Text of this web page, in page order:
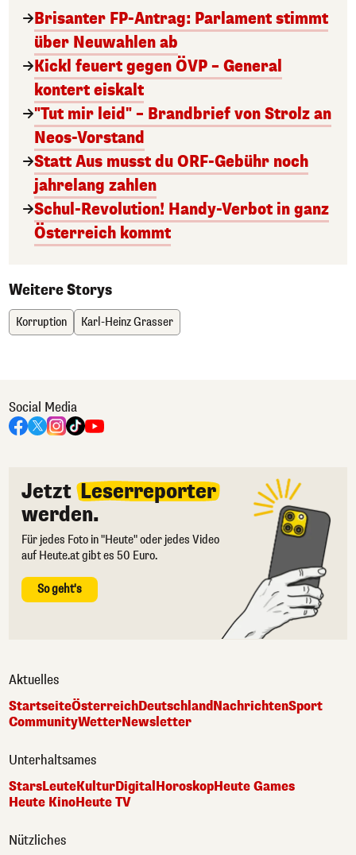
Brisanter FP-Antrag: Parlament stimmt
über Neuwahlen ab
Kickl feuert gegen ÖVP – General
kontert eiskalt
"Tut mir leid" – Brandbrief von Strolz an
Neos-Vorstand
Statt Aus musst du ORF-Gebühr noch
jahrelang zahlen
Schul-Revolution! Handy-Verbot in ganz
Österreich kommt
Weitere Storys
Korruption Karl-Heinz Grasser
Social Media
Jetzt Leserreporter
werden.
Für jedes Foto in "Heute" oder jedes Video
auf Heute.at gibt es 50 Euro.
So geht's
Aktuelles
StartseiteÖsterreichDeutschlandNachrichtenSport
CommunityWetterNewsletter
Unterhaltsames
StarsLeuteKulturDigital HoroskopHeute Games
Heute KinoHeute TV
Nützliches